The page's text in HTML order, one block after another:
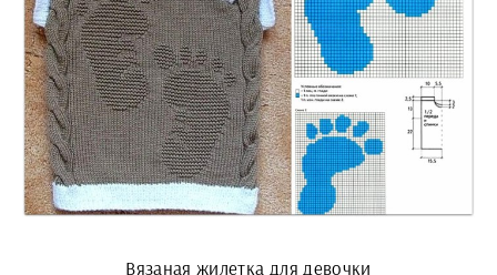
Вязаная жилетка для девочки